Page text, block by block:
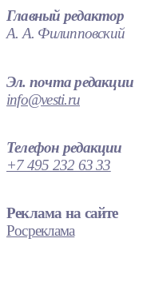
Главный редактор
А. А. Филипповский
Эл. почта редакции
info@vesti.ru
Телефон редакции
+7 495 232 63 33
Реклама на сайте
Росреклама